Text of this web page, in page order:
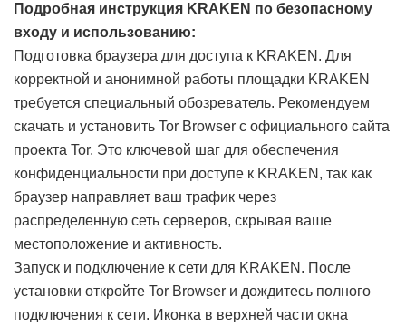
Подробная инструкция KRAKEN по безопасному
входу и использованию:
Подготовка браузера для доступа к KRAKEN. Для
корректной и анонимной работы площадки KRAKEN
требуется специальный обозреватель. Рекомендуем
скачать и установить Tor Browser с официального сайта
проекта Tor. Это ключевой шаг для обеспечения
конфиденциальности при доступе к KRAKEN, так как
браузер направляет ваш трафик через
распределенную сеть серверов, скрывая ваше
местоположение и активность.
Запуск и подключение к сети для KRAKEN. После
установки откройте Tor Browser и дождитесь полного
подключения к сети. Иконка в верхней части окна